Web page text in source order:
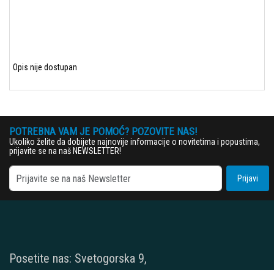
Opis nije dostupan
POTREBNA VAM JE POMOĆ? POZOVITE NAS!
Ukoliko želite da dobijete najnovije informacije o novitetima i popustima,
prijavite se na naš NEWSLETTER!
Prijavi
Posetite nas: Svetogorska 9,